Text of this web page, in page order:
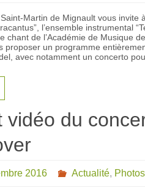
Martin de Mignault vous invite
l’ensemble instrumental
chant de l’Académie de Musique
proposer un programme
avec notamment un concerto
vidéo du
2016 Actualité, Photos